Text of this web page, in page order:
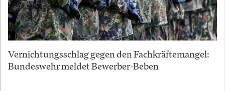
Vernichtungsschlag gegen den Fachkräftemangel:
Bundeswehr meldet Bewerber-Beben